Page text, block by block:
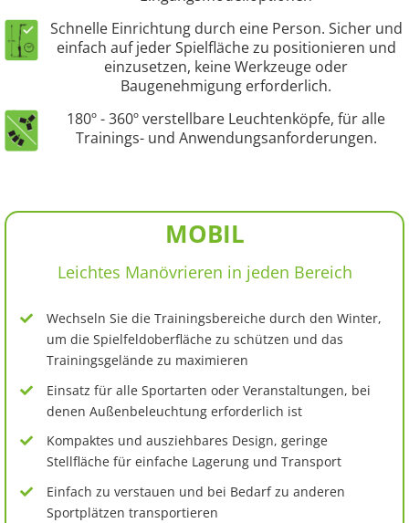
Schnelle Einrichtung durch eine Person. Sicher und
einfach auf jeder Spielfläche zu positionieren und
einzusetzen, keine Werkzeuge oder
Baugenehmigung erforderlich.
180º - 360º verstellbare Leuchtenköpfe, für alle
Trainings- und Anwendungsanforderungen.
MOBIL
Leichtes Manövrieren in jeden Bereich
Wechseln Sie die Trainingsbereiche durch den Winter,
um die Spielfeldoberfläche zu schützen und das
Trainingsgelände zu maximieren
Einsatz für alle Sportarten oder Veranstaltungen, bei
denen Außenbeleuchtung erforderlich ist
Kompaktes und ausziehbares Design, geringe
Stellfläche für einfache Lagerung und Transport
Einfach zu verstauen und bei Bedarf zu anderen
Sportplätzen transportieren